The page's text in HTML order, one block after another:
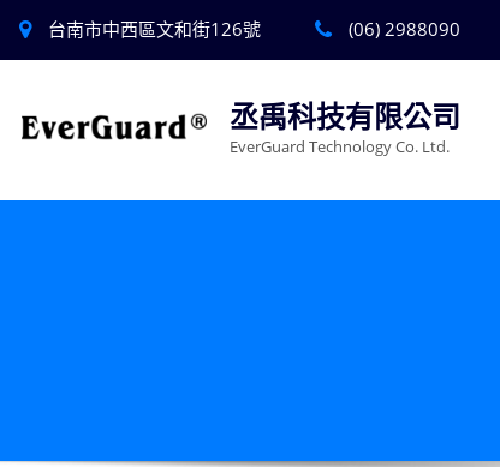
台南市中西區文和街126號 (06) 2988090
丞禹科技有限公司
EverGuard Technology Co. Ltd.